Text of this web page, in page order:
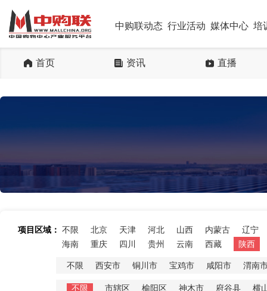
中购联动态 行业活动 媒体中心 培
首页 资讯 直播
项目区域： 不限 北京 天津 河北 山西 内蒙古
辽宁
海南
重庆 四川 贵州 云南 西藏 陕西
不限 西安市 铜川市 宝鸡市 咸阳市 渭南
不限 市辖区 榆阳区 神木市 府谷县 横